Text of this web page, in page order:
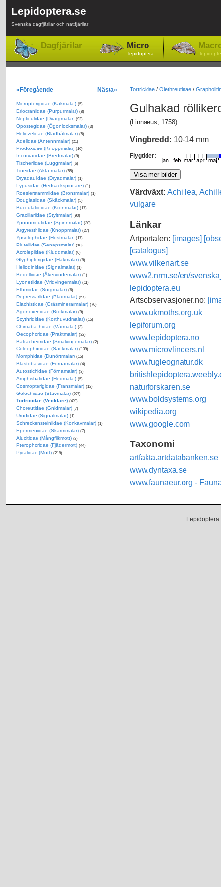
Lepidoptera.se
Svenska dagfjärilar och nattfjärilar
Dagfjärilar Micro
-lepidoptera -
Tortricidae/ Olethreutinae/
Gulhakad
(Linnaeus, 1758)
Vingbredd: 10-14 mm
Flygtider:
Värdväxt: Achillea,
vulgare
Länkar
Artportalen: [images]
[catalogus]
www.vilkenart.se
www2.nrm.se/en/
lepidoptera.eu
Artsobservasjoner.no:
www.ukmoths.org.uk
lepiforum.org
www.lepidoptera.no
www.microvlinders.nl
www.fugleognatur.dk
naturforskaren.se
www.boldsystems.org
wikipedia.org
www.google.com
Taxonomi
artfakta.artdatabanken.se
www.dyntaxa.se
www.faunaeur.org -
«Föregående Nästa»
Micropterigidae (Käkmalar) (5)
Eriocraniidae (Purpurmalar) (8)
Nepticulidae (Dvärgmalar) (92)
Opostegidae (Ögonlocksmalar) (3)
Heliozelidae (Bladhålmalar) (5)
Adelidae (Antennmalar) (21)
Prodoxidae (Knoppmalar) (10)
Incurvariidae (Bredmalar) (9)
Tischeriidae (Luggmalar) (6)
Tineidae (Äkta malar) (55)
Dryadaulidae (Dryadmalar) (1)
Lypusidae (Hedsäckspinnare) (1)
Roeslerstammiidae (Bronsmalar) (1)
Douglasiidae (Skäckmalar) (5)
Bucculatricidae (Kronmalar) (17)
Gracillariidae (Styltmalar) (90)
Yponomeutidae (Spinnmalar) (30)
Argyresthiidae (Knoppmalar) (27)
Ypsolophidae (Höstmalar) (17)
Plutellidae (Senapsmalar) (10)
Acrolepiidae (Kluddmalar) (6)
Glyphipterigidae (Hakmalar) (8)
Heliodinidae (Signalmalar) (1)
Bedelliidae (Åkervindemalar) (1)
Lyonetiidae (Vridvingemalar) (11)
Ethmiidae (Sorgmalar) (6)
Depressariidae (Plattmalar) (57)
Elachistidae (Gräsminerarmalar) (70)
Agonoxenidae (Brokmalar) (9)
Scythrididae (Korthuvudmalar) (15)
Chimabachidae (Vårmalar) (3)
Oecophoridae (Praktmalar) (32)
Batrachedridae (Smalvingemalar) (2)
Coleophoridae (Säckmalar) (139)
Momphidae (Dunörtmalar) (15)
Blastobasidae (Förnamalar) (4)
Autostichidae (Förnamalar) (3)
Amphisbatidae (Hedmalar) (5)
Cosmopterigidae (Fransmalar) (12)
Gelechiidae (Stävmalar) (207)
Tortricidae (Vecklare) (439)
Choreutidae (Gnidmalar) (7)
Urodidae (Signalmalar) (1)
Schreckensteiniidae (Konkavmalar) (1)
Epermeniidae (Skärmmalar) (7)
Alucitidae (Mångflikmott) (3)
Pterophoridae (Fjädermott) (44)
Pyralidae (Mott) (218)